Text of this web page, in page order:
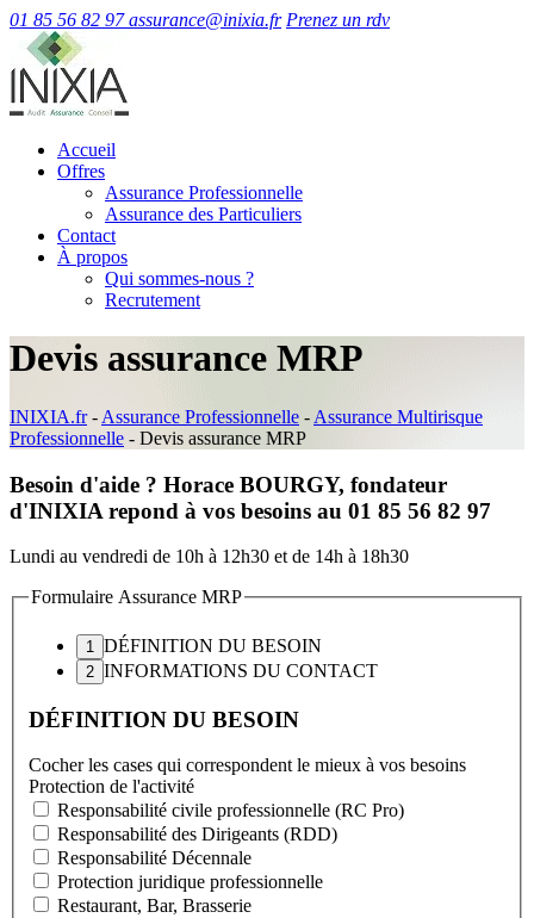
01 85 56 82 97 assurance@inixia.fr Prenez un rdv
Accueil
Offres
Assurance Professionnelle
Assurance des Particuliers
Contact
À propos
Qui sommes-nous ?
Recrutement
Devis assurance MRP
INIXIA.fr- Assurance Professionnelle - Assurance Multirisque
Professionnelle - Devis assurance MRP
Besoin d'aide ? Horace BOURGY, fondateur
d'INIXIA repond à vos besoins au 01 85 56 82 97
Lundi au vendredi de 10h à 12h30 et de 14h à 18h30
Formulaire Assurance MRP
DÉFINITION DU BESOIN
INFORMATIONS DU CONTACT
DÉFINITION DU BESOIN
Cocher les cases qui correspondent le mieux à vos besoins
Protection de l'activité
Responsabilité civile professionnelle (RC Pro)
Responsabilité des Dirigeants (RDD)
Responsabilité Décennale
Protection juridique professionnelle
Restaurant, Bar, Brasserie